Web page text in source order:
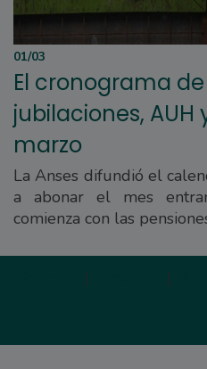
01/03
El cronograma
jubilaciones, AUH
marzo
La Anses difundió el
a abonar el mes
comienza con las
| |